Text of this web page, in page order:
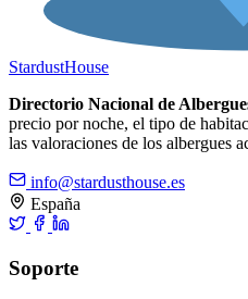
StardustHouse
Directorio Nacional de
precio por noche, el tipo de
las valoraciones de los albergues
info@stardusthouse.es
España
Soporte